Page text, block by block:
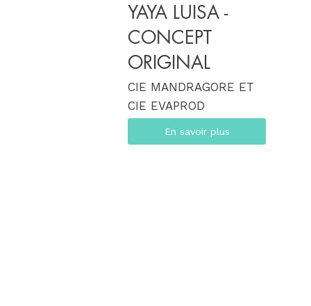
YAYA LUISA -
CONCEPT
ORIGINAL
CIE MANDRAGORE ET
CIE EVAPROD
En savoir plus